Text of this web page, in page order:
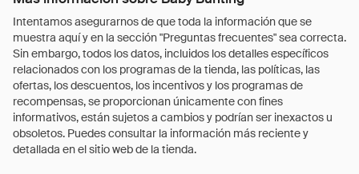
Intentamos asegurarnos de que toda la información que se
muestra aquí y en la sección "Preguntas frecuentes" sea correcta.
Sin embargo, todos los datos, incluidos los detalles específicos
relacionados con los programas de la tienda, las políticas, las
ofertas, los descuentos, los incentivos y los programas de
recompensas, se proporcionan únicamente con fines
informativos, están sujetos a cambios y podrían ser inexactos u
obsoletos. Puedes consultar la información más reciente y
detallada en el sitio web de la tienda.